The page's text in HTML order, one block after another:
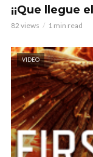
¡¡Que llegue
82 views 1 min read
VIDEO